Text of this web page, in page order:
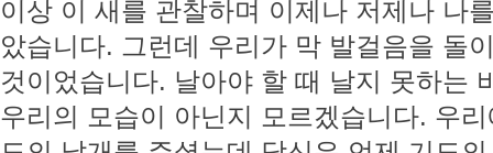
이상 이 새를 관찰하며 이제나 저제나 나
았습니다. 그런데 우리가 막 발걸음을 돌
것이었습니다. 날아야 할 때 날지 못하는
우리의 모습이 아닌지 모르겠습니다. 우